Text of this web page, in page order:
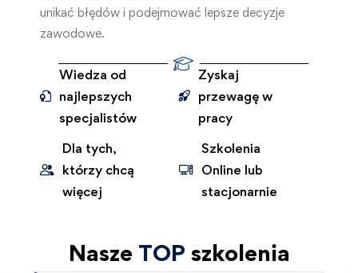
unikać błędów i podejmować lepsze decyzje
zawodowe.
Wiedza od
najlepszych
specjalistów
Zyskaj
przewagę w
pracy
Dla tych,
którzy chcą
więcej
Szkolenia
Online lub
stacjonarnie
Nasze TOP szkolenia